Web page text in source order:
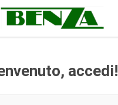
accedi!